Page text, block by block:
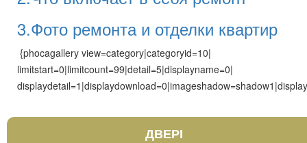
3.Фото ремонта и отделки квартир
{phocagallery view=category|categoryid=10|
limitstart=0|limitcount=99|detail=5|displayname=0|
ДВЕРІ